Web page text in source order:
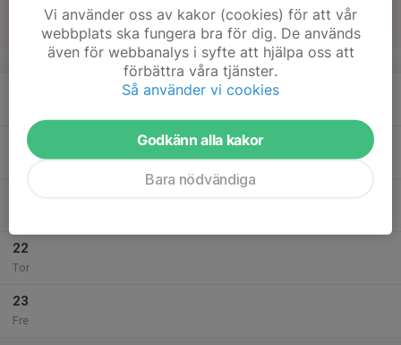
v.34
Utomhus träning Storvretens BP
20
22
Tor
23
Fre
Vi använder oss av kakor (cookies) för att vår
webbplats ska fungera bra för dig. De används
även för webbanalys i syfte att hjälpa oss att
förbättra våra tjänster.
Så använder vi cookies
Godkänn alla kakor
Bara nödvändiga